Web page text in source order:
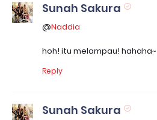
Sunah Sakura
@Naddia
hoh! itu melampau! hahaha~
Reply
Sunah Sakura